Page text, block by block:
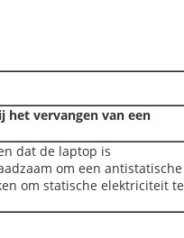
het vervangen van een
dat de laptop is
om een antistatische
om statische elektriciteit te